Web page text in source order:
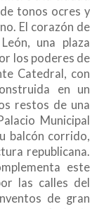
tonos ocres y
El corazón de
una plaza
los poderes de
Catedral, con
en un
restos de una
Municipal
balcón corrido,
republicana.
este
las calles del
de gran